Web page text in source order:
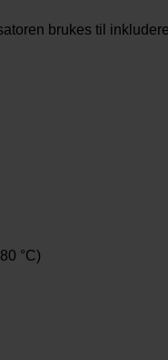
brukes til
°C)